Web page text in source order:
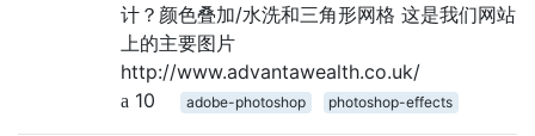
计？颜色叠加/水洗和三角形网格 这是我们网站
上的主要图片
http://www.advantawealth.co.uk/
10
adobe-photoshop photoshop-effects